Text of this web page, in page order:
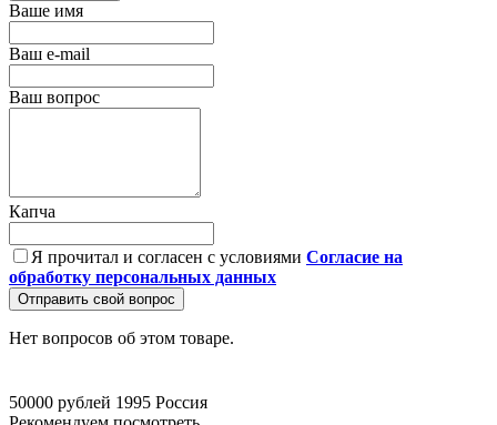
Ваше имя
Ваш e-mail
Ваш вопрос
Капча
Я прочитал и согласен с условиями Согласие на
обработку персональных данных
Отправить свой вопрос
Нет вопросов об этом товаре.
50000 рублей 1995 Россия